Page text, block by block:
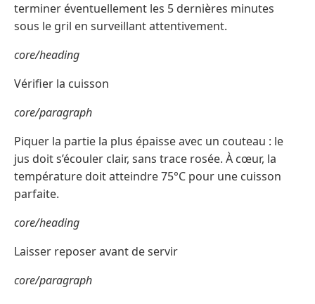
terminer éventuellement les 5 dernières minutes
sous le gril en surveillant attentivement.
core/heading
Vérifier la cuisson
core/paragraph
Piquer la partie la plus épaisse avec un couteau : le
jus doit s’écouler clair, sans trace rosée. À cœur, la
température doit atteindre 75°C pour une cuisson
parfaite.
core/heading
Laisser reposer avant de servir
core/paragraph